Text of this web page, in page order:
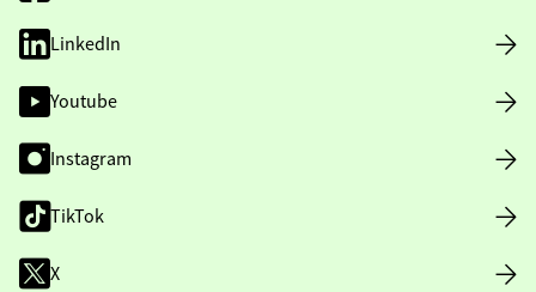
LinkedIn
Youtube
Instagram
TikTok
X